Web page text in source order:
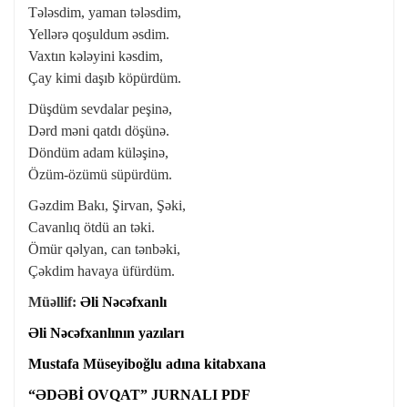
Tələsdim, yaman tələsdim,
Yellərə qoşuldum əsdim.
Vaxtın kələyini kəsdim,
Çay kimi daşıb köpürdüm.
Düşdüm sevdalar peşinə,
Dərd məni qatdı döşünə.
Döndüm adam küləşinə,
Özüm-özümü süpürdüm.
Gəzdim Bakı, Şirvan, Şəki,
Cavanlıq ötdü an təki.
Ömür qəlyan, can tənbəki,
Çəkdim havaya üfürdüm.
Müəllif: Əli Nəcəfxanlı
Əli Nəcəfxanlının yazıları
Mustafa Müseyiboğlu adına kitabxana
“ƏDƏBİ OVQAT” JURNALI PDF